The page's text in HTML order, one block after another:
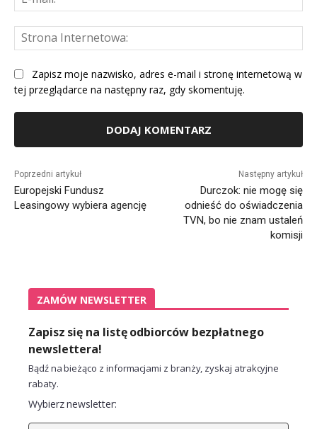
Zapisz moje nazwisko, adres e-mail i stronę internetową w
tej przeglądarce na następny raz, gdy skomentuję.
Poprzedni artykuł
Europejski Fundusz
Leasingowy wybiera agencję
Następny artykuł
Durczok: nie mogę się
odnieść do oświadczenia
TVN, bo nie znam ustaleń
komisji
ZAMÓW NEWSLETTER
Zapisz się na listę odbiorców bezpłatnego
newslettera!
Bądź na bieżąco z informacjami z branży, zyskaj atrakcyjne
rabaty.
Wybierz newsletter: